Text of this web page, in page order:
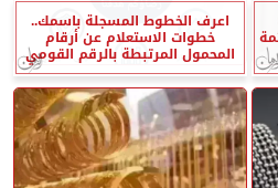
اعرف الخطوط المسجلة باسمك..
خطوات الاستعلام عن أرقام
المحمول المرتبطة بالرقم القومي